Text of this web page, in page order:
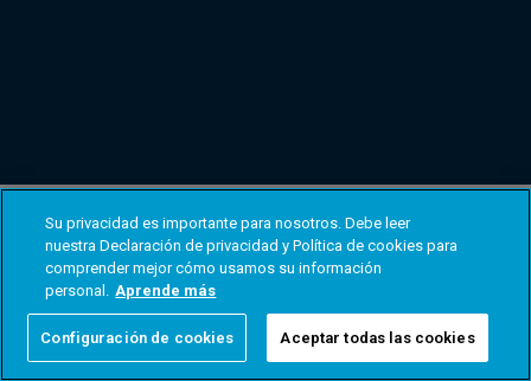
Su privacidad es importante para nosotros. Debe leer
nuestra Declaración de privacidad y Política de cookies para
comprender mejor cómo usamos su información
personal. Aprende más
Configuración de cookies Aceptar todas las cookies